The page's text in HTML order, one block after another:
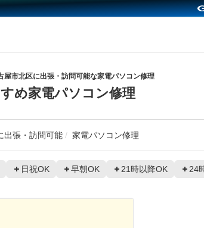
屋市北区に出張・訪問可能な家電パソコン修理
め家電パソコン修理
出張・訪問可能 家電パソコン修理
日祝OK 早朝OK 21時以降OK 24